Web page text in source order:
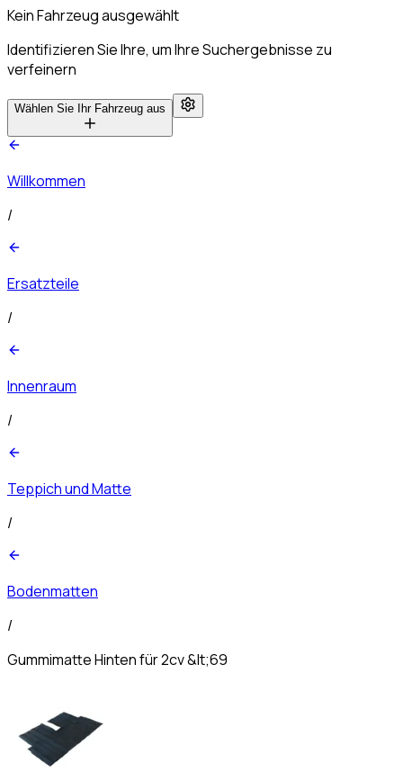
Kein Fahrzeug ausgewählt
Identifizieren Sie Ihre, um Ihre Suchergebnisse zu
verfeinern
Wählen Sie Ihr Fahrzeug aus
Willkommen
/
Ersatzteile
/
Innenraum
/
Teppich und Matte
/
Bodenmatten
/
Gummimatte Hinten für 2cv &lt;69